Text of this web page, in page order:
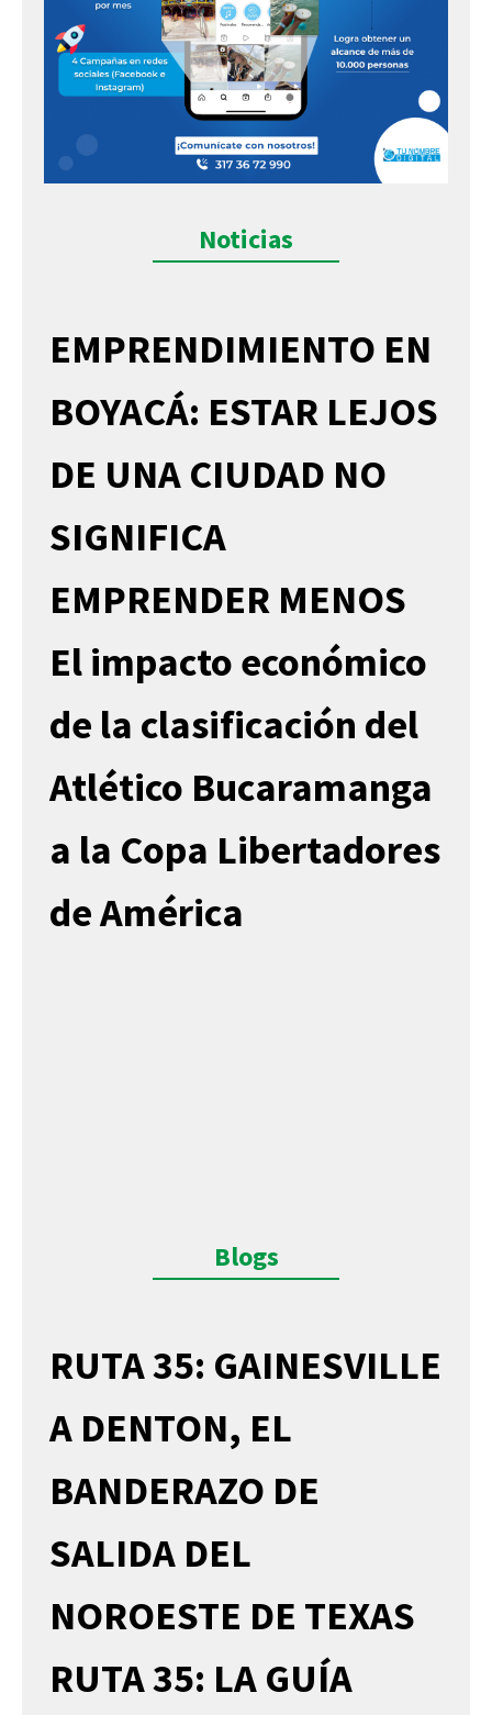
Noticias
EMPRENDIMIENTO EN
BOYACÁ: ESTAR LEJOS
DE UNA CIUDAD NO
SIGNIFICA
EMPRENDER MENOS
El impacto económico
de la clasificación del
Atlético Bucaramanga
a la Copa Libertadores
de América
Blogs
RUTA 35: GAINESVILLE
A DENTON, EL
BANDERAZO DE
SALIDA DEL
NOROESTE DE TEXAS
RUTA 35: LA GUÍA